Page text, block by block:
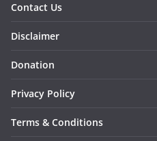
Contact Us
Disclaimer
Donation
Privacy Policy
Terms & Conditions